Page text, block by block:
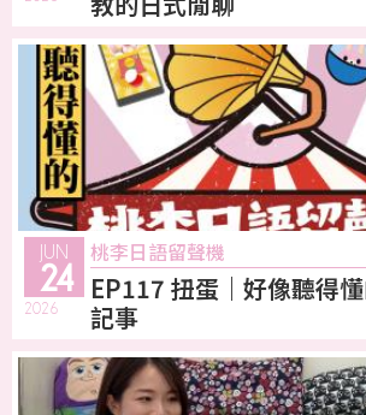
JUN
24
2026
桃李日語留聲機
EP117 扭蛋｜好像聽得
記事